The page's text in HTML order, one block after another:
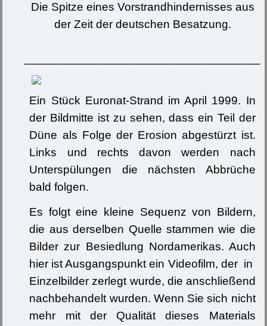
Die Spitze eines Vorstrandhindernisses aus
der Zeit der deutschen Besatzung.
Ein Stück Euronat-Strand im April 1999. In
der Bildmitte ist zu sehen, dass ein Teil der
Düne als Folge der Erosion abgestürzt ist.
Links und rechts davon werden nach
Unterspülungen die nächsten Abbrüche
bald folgen.
Es folgt eine kleine Sequenz von Bildern,
die aus derselben Quelle stammen wie die
Bilder zur Besiedlung Nordamerikas. Auch
hier ist Ausgangspunkt ein Videofilm, der in
Einzelbilder zerlegt wurde, die anschließend
nachbehandelt wurden. Wenn Sie sich nicht
mehr mit der Qualität dieses Materials